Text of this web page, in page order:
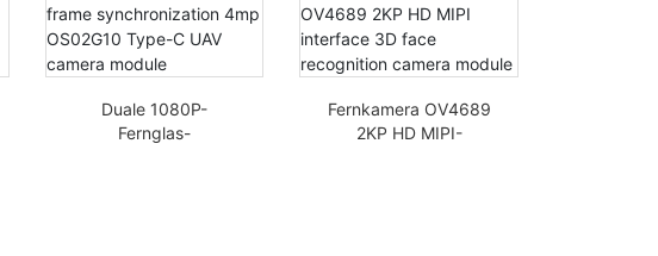
Duale 1080P-
Fernglas-
Fernkamera OV4689
2KP HD MIPI-